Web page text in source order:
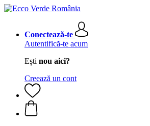
Conectează-te
Autentifică-te acum
Ești nou aici?
Creează un cont